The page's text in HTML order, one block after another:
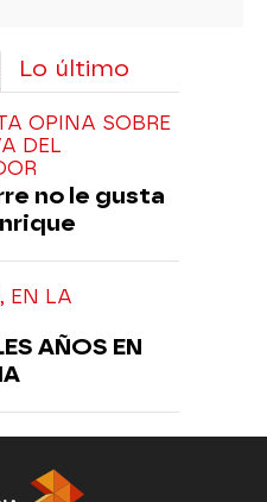
Lo último
OPINA SOBRE
DEL
no le gusta
EN LA
AÑOS EN